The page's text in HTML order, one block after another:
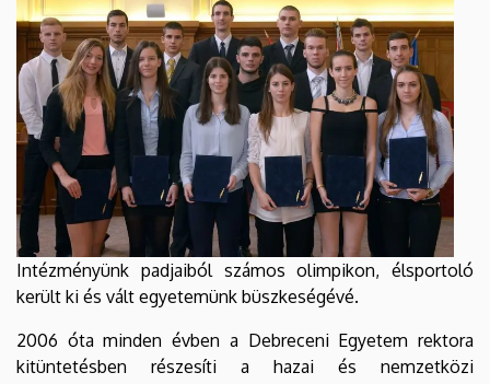
Intézményünk padjaiból számos olimpikon, élsportoló
került ki és vált egyetemünk büszkeségévé.
2006 óta minden évben a Debreceni Egyetem rektora
kitüntetésben részesíti a hazai és nemzetközi